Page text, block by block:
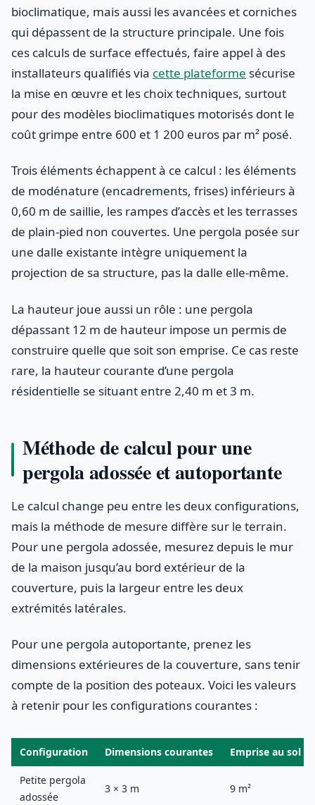
bioclimatique, mais aussi les avancées et corniches
qui dépassent de la structure principale. Une fois
ces calculs de surface effectués, faire appel à des
installateurs qualifiés via cette plateforme sécurise
la mise en œuvre et les choix techniques, surtout
pour des modèles bioclimatiques motorisés dont le
coût grimpe entre 600 et 1 200 euros par m² posé.
Trois éléments échappent à ce calcul : les éléments
de modénature (encadrements, frises) inférieurs à
0,60 m de saillie, les rampes d’accès et les terrasses
de plain-pied non couvertes. Une pergola posée sur
une dalle existante intègre uniquement la
projection de sa structure, pas la dalle elle-même.
La hauteur joue aussi un rôle : une pergola
dépassant 12 m de hauteur impose un permis de
construire quelle que soit son emprise. Ce cas reste
rare, la hauteur courante d’une pergola
résidentielle se situant entre 2,40 m et 3 m.
Méthode de calcul pour une
pergola adossée et autoportante
Le calcul change peu entre les deux configurations,
mais la méthode de mesure diffère sur le terrain.
Pour une pergola adossée, mesurez depuis le mur
de la maison jusqu’au bord extérieur de la
couverture, puis la largeur entre les deux
extrémités latérales.
Pour une pergola autoportante, prenez les
dimensions extérieures de la couverture, sans tenir
compte de la position des poteaux. Voici les valeurs
à retenir pour les configurations courantes :
Configuration Dimensions courantes Emprise au sol
Petite pergola
adossée
3 × 3 m 9 m²